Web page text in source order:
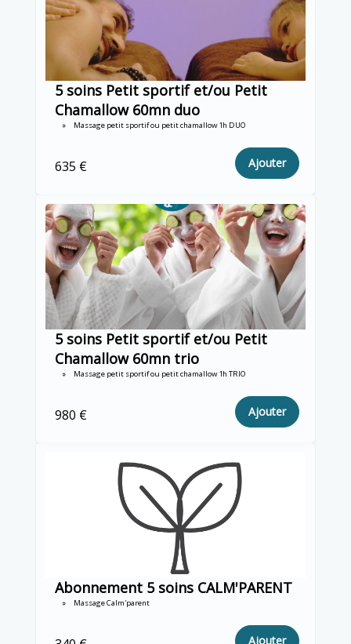
5 soins Petit sportif et/ou Petit
Chamallow 60mn duo
Massage petit sportif ou petit chamallow 1h DUO
635 € Ajouter
5 soins Petit sportif et/ou Petit
Chamallow 60mn trio
Massage petit sportif ou petit chamallow 1h TRIO
980 € Ajouter
Abonnement 5 soins CALM'PARENT
Massage Calm'parent
Ajouter